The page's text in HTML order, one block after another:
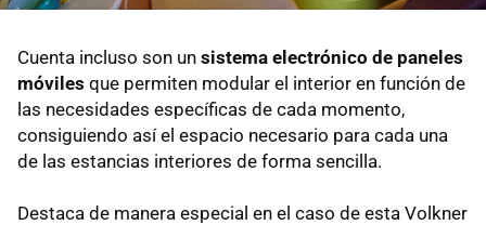
Cuenta incluso son un sistema electrónico de paneles
móviles que permiten modular el interior en función de
las necesidades específicas de cada momento,
consiguiendo así el espacio necesario para cada una
de las estancias interiores de forma sencilla.
Destaca de manera especial en el caso de esta Volkner